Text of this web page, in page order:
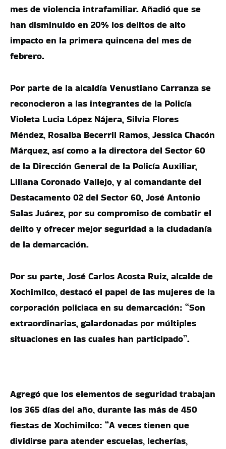
mes de violencia intrafamiliar. Añadió que se
han disminuido en 20% los delitos de alto
impacto en la primera quincena del mes de
febrero.
Por parte de la alcaldía Venustiano Carranza se
reconocieron a las integrantes de la Policía
Violeta Lucia López Nájera, Silvia Flores
Méndez, Rosalba Becerril Ramos, Jessica Chacón
Márquez, así como a la directora del Sector 60
de la Dirección General de la Policía Auxiliar,
Liliana Coronado Vallejo, y al comandante del
Destacamento 02 del Sector 60, José Antonio
Salas Juárez, por su compromiso de combatir el
delito y ofrecer mejor seguridad a la ciudadanía
de la demarcación.
Por su parte, José Carlos Acosta Ruiz, alcalde de
Xochimilco, destacó el papel de las mujeres de la
corporación policiaca en su demarcación: “Son
extraordinarias, galardonadas por múltiples
situaciones en las cuales han participado”.
Agregó que los elementos de seguridad trabajan
los 365 días del año, durante las más de 450
fiestas de Xochimilco: “A veces tienen que
dividirse para atender escuelas, lecherías,